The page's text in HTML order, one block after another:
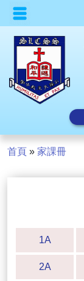
首頁 » 家課冊
1A
2A